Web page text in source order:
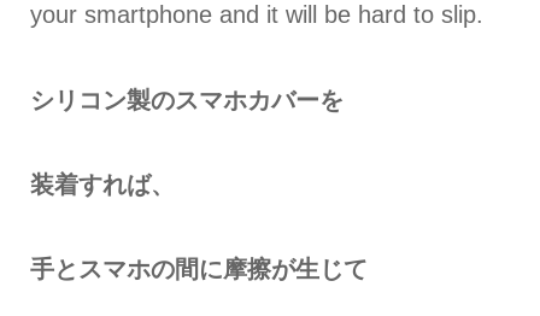
your smartphone and it will be hard to slip.
シリコン製のスマホカバーを
装着すれば、
手とスマホの間に摩擦が生じて